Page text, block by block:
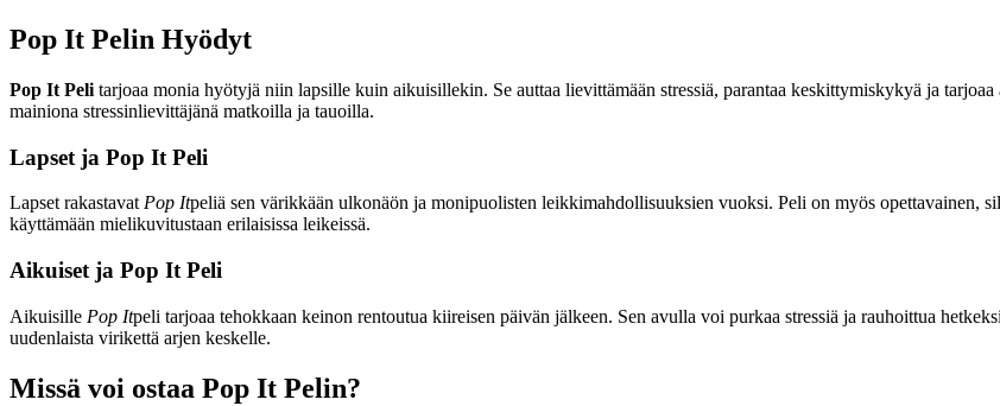
Pop It Pelin Hyödyt
Pop It Peli tarjoaa monia hyötyjä niin lapsille kuin aikuisillekin. Se auttaa lievittämään stressiä, parantaa keskittymiskykyä ja
mainiona stressinlievittäjänä matkoilla ja tauoilla.
Lapset ja Pop It Peli
Lapset rakastavatPop Itpeliä sen värikkään ulkonäön ja monipuolisten leikkimahdollisuuksien vuoksi. Peli on myös opettavainen,
käyttämään mielikuvitustaan erilaisissa leikeissä.
Aikuiset ja Pop It Peli
Aikuisille Pop Itpeli tarjoaa tehokkaan keinon rentoutua kiireisen päivän jälkeen. Sen avulla voi purkaa stressiä ja rauhoittua
uudenlaista virikettä arjen keskelle.
Missä voi ostaa Pop It Pelin?